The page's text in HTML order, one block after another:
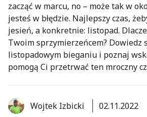
zacząć w marcu, no – może tak w
jesteś w błędzie. Najlepszy czas,
jesień, a konkretnie: listopad.
Twoim sprzymierzeńcem? Dowiedz
listopadowym bieganiu i poznaj
pomogą Ci przetrwać ten mroczny
Wojtek Izbicki 02.11.2022